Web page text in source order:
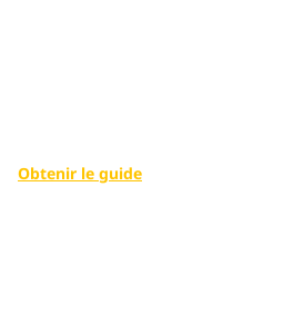
Obtenir le guide